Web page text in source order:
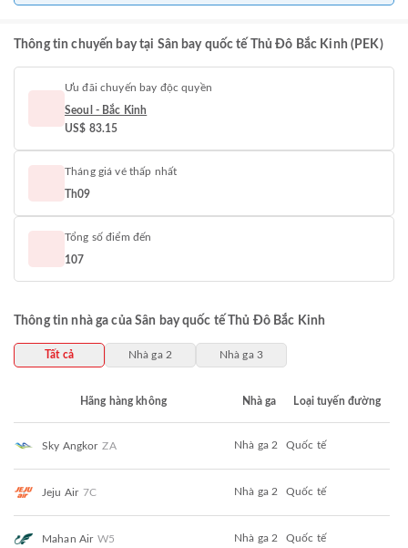
Thông tin chuyến bay tại Sân bay quốc tế Thủ Đô Bắc Kinh (PEK)
Ưu đãi chuyến bay độc quyền
Seoul - Bắc Kinh
US$ 83.15
Tháng giá vé thấp nhất
Th09
Tổng số điểm đến
107
Thông tin nhà ga của Sân bay quốc tế Thủ Đô Bắc Kinh
Tất cả Nhà ga 2 Nhà ga 3
Hãng hàng không Nhà ga Loại tuyến đường
Sky Angkor ZA Nhà ga 2 Quốc tế
Jeju Air 7C Nhà ga 2 Quốc tế
Mahan Air W5 Nhà ga 2 Quốc tế